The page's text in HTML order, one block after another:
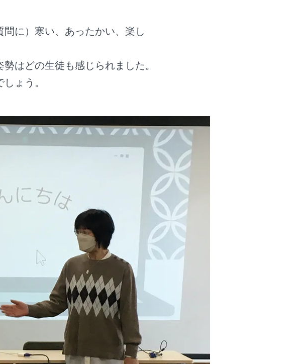
に）寒い、あったかい、楽し
はどの生徒も感じられました。
ょう。